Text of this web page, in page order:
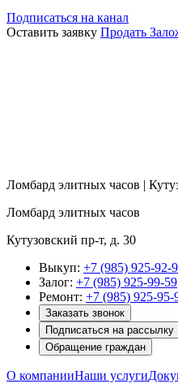
Подписаться на канал
Оставить заявку Продать
Ломбард элитных часов |
Ломбард элитных часов
Кутузовский пр-т, д. 30
Выкуп: +7 (985) 925-92-
Залог: +7 (985) 925-99-59
Ремонт: +7 (985) 925-95-
Заказать звонок
Подписаться на рассылку
Обращение граждан
О компанииНаши услуги